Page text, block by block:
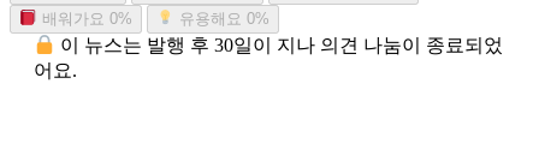
배워가요 0% 유용해요 0%
이 뉴스는 발행 후 30일이 지나 의견 나눔이 종료되었
어요.